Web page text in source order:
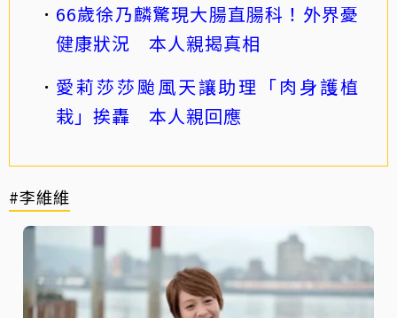
66歲徐乃麟驚現大腸直腸科！外界憂
健康狀況 本人親揭真相
愛莉莎莎颱風天讓助理「肉身護植
栽」挨轟 本人親回應
#李維維